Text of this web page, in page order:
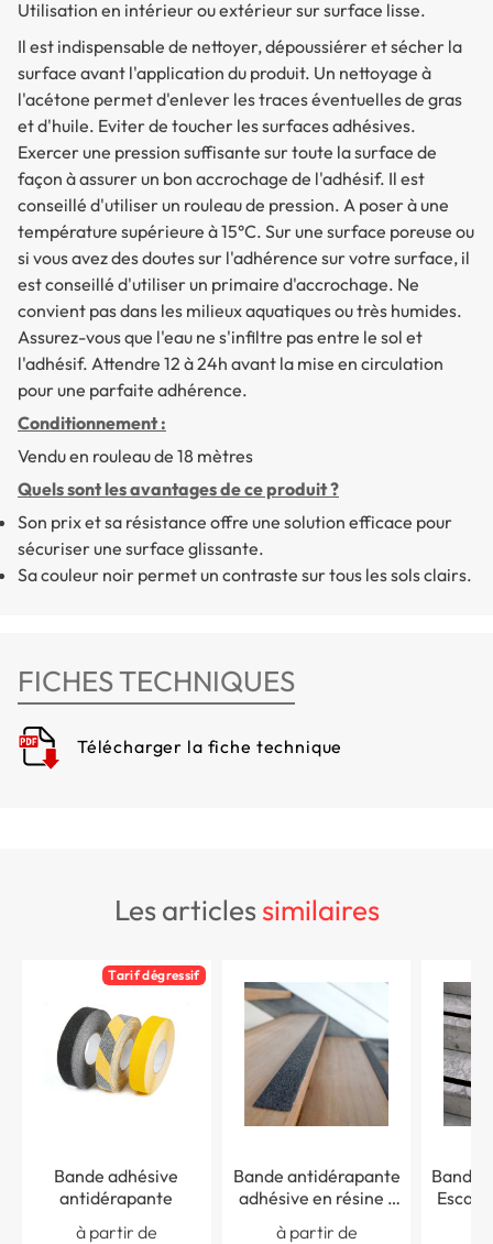
Utilisation en intérieur ou extérieur sur surface lisse.
Il est indispensable de nettoyer, dépoussiérer et sécher la
surface avant l'application du produit. Un nettoyage à
l'acétone permet d'enlever les traces éventuelles de gras
et d'huile. Eviter de toucher les surfaces adhésives.
Exercer une pression suffisante sur toute la surface de
façon à assurer un bon accrochage de l'adhésif. Il est
conseillé d'utiliser un rouleau de pression. A poser à une
température supérieure à 15°C. Sur une surface poreuse ou
si vous avez des doutes sur l'adhérence sur votre surface, il
est conseillé d'utiliser un primaire d'accrochage. Ne
convient pas dans les milieux aquatiques ou très humides.
Assurez-vous que l'eau ne s'infiltre pas entre le sol et
l'adhésif. Attendre 12 à 24h avant la mise en circulation
pour une parfaite adhérence.
Conditionnement :
Vendu en rouleau de 18 mètres
Quels sont les avantages de ce produit ?
Son prix et sa résistance offre une solution efficace pour
sécuriser une surface glissante.
Sa couleur noir permet un contraste sur tous les sols clairs.
FICHES TECHNIQUES
Télécharger la fiche technique
les articlessimilaires
Tarif dégressif
Bande adhésive
antidérapante
à partir de
Bande antidérapante
adhésive en résine -
intérieur / extérieur
à partir de
Bande